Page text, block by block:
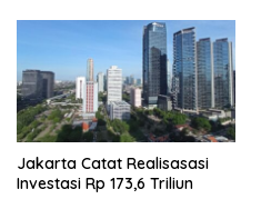
Jakarta Catat Realisasasi
Investasi Rp 173,6 Triliun